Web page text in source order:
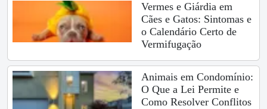
Vermes e Giárdia em
Cães e Gatos: Sintomas e
o Calendário Certo de
Vermifugação
Animais em Condomínio:
O Que a Lei Permite e
Como Resolver Conflitos